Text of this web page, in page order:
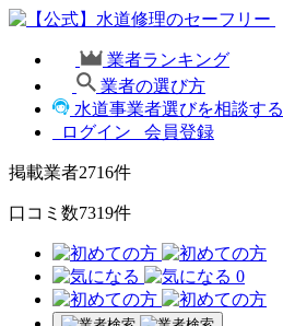
業者ランキング
業者の選び方
水道事業者選びを相談する
ログイン
会員登録
掲載業者2716件
口コミ数7319件
0